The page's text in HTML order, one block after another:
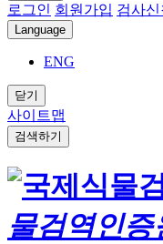
로그인 회원가입 검사
Language
ENG
닫기
사이트맵
검색하기
물검역인증